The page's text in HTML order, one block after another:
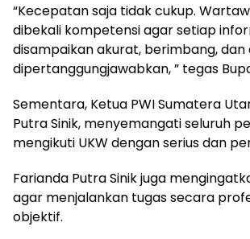
“Kecepatan saja tidak cukup.
dibekali kompetensi agar setiap
disampaikan akurat, berimbang,
dipertanggungjawabkan, ” tegas
Sementara, Ketua PWI Sumatera
Putra Sinik, menyemangati seluruh
mengikuti UKW dengan serius dan
Farianda Putra Sinik juga
agar menjalankan tugas secara
objektif.